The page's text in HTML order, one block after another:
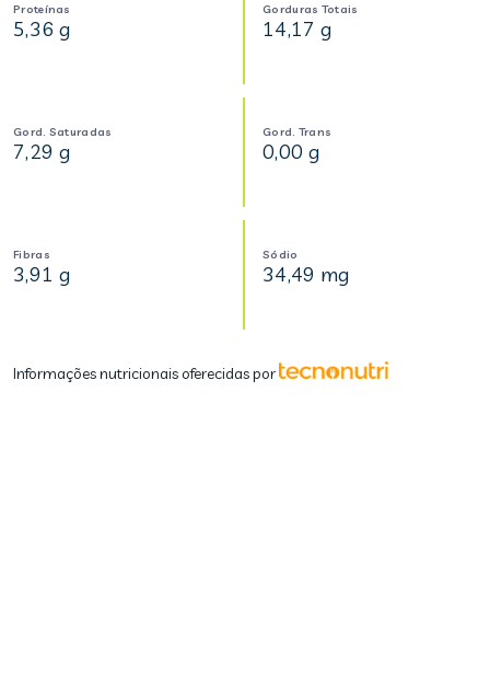
Proteínas
5,36 g
Gorduras Totais
14,17 g
Gord. Saturadas
7,29 g
Gord. Trans
0,00 g
Fibras
3,91 g
Sódio
34,49 mg
Informações nutricionais oferecidas por